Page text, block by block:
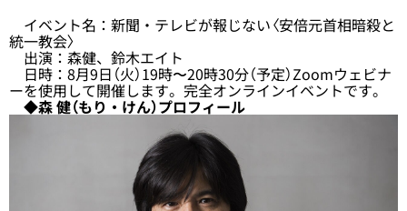
イベント名：新聞・テレビが報じない〈安倍元首相暗殺と
統一教会〉
出演：森健、鈴木エイト
日時：8月9日（火）19時〜20時30分（予定）Zoomウェビナ
ーを使用して開催します。完全オンラインイベントです。
◆森 健（もり・けん）プロフィール